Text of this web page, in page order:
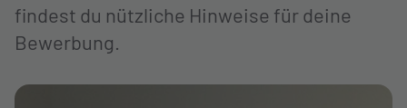
findest du nützliche Hinweise für deine
Bewerbung.